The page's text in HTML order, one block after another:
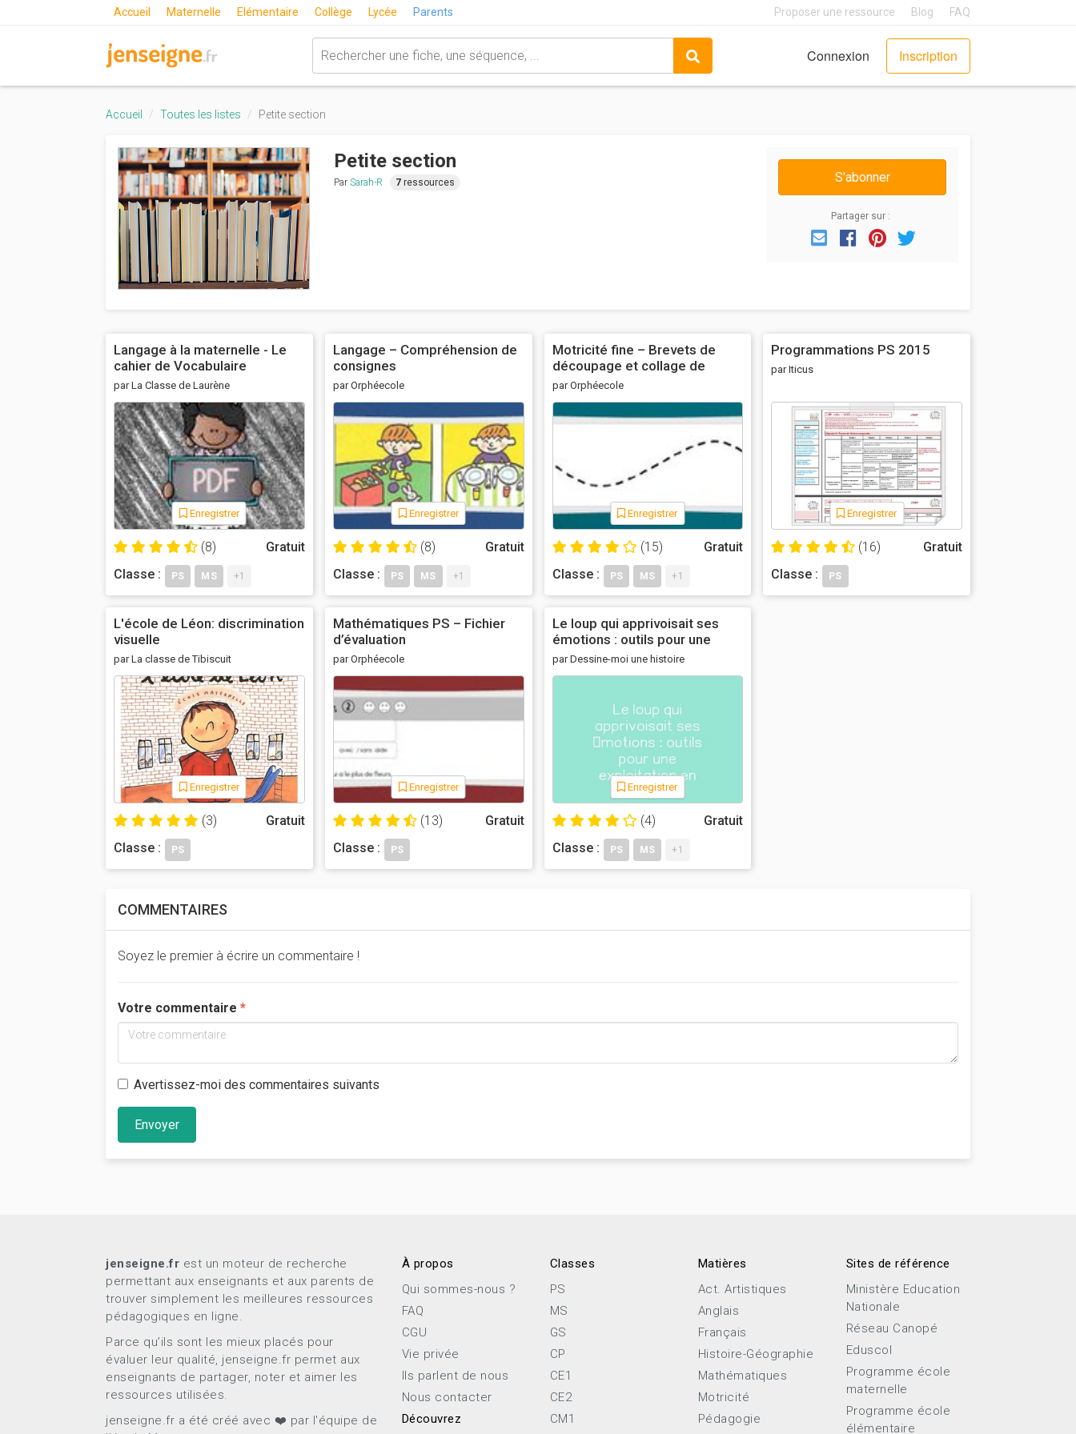
Accueil Maternelle Elémentaire Collège Lycée Parents Proposer une ressource Blog FAQ
Connexion Inscription
Accueil Toutes les listes Petite section
Petite section
Par Sarah-R 7 ressources S'abonner
Partager sur :
EmailFacebook
Pinterest
Langage à la maternelle - Le
cahier de Vocabulaire
par La Classe de Laurène
Enregistrer
(8)
Gratuit
Classe :
PS MS +1
Langage – Compréhension de
consignes
par Orphéecole
Enregistrer
(8)
Gratuit
Classe :
PS MS +1
Motricité fine – Brevets de
découpage et collage de
gommettes
par Orphéecole
Enregistrer
(15)
Gratuit
Classe :
PS MS +1
Programmations PS 2015
par Iticus
Enregistrer
(16)
Gratuit
Classe :
PS
L'école de Léon: discrimination
visuelle
par La classe de Tibiscuit
Enregistrer
(3)
Gratuit
Classe :
PS
Mathématiques PS – Fichier
d’évaluation
par Orphéecole
Enregistrer
(13)
Gratuit
Classe :
PS
Le loup qui apprivoisait ses
émotions : outils pour une
exploitation en maternelle
par Dessine-moi une histoire
Enregistrer
(4)
Gratuit
Classe :
PS MS +1
COMMENTAIRES
Soyez le premier à écrire un commentaire !
Votre commentaire
Avertissez-moi des commentaires suivants
Envoyer
jenseigne.fr est un moteur de recherche
permettant aux enseignants et aux parents de
trouver simplement les meilleures ressources
pédagogiques en ligne.
Parce qu’ils sont les mieux placés pour
évaluer leur qualité, jenseigne.fr permet aux
enseignants de partager, noter et aimer les
ressources utilisées.
jenseigne.fr a été créé avec ❤️ par l'équipe de
À propos
Qui sommes-nous ?
FAQ
CGU
Vie privée
Ils parlent de nous
Nous contacter
Découvrez
Classes
PS
MS
GS
CP
CE1
CE2
CM1
Matières
Act. Artistiques
Anglais
Français
Histoire-Géographie
Mathématiques
Motricité
Pédagogie
Sites de référence
Ministère Education
Nationale
Réseau Canopé
Eduscol
Programme école
maternelle
Programme école
élémentaire